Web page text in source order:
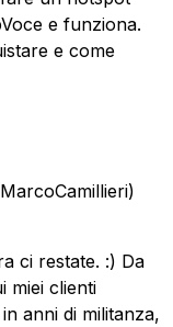
e funziona.
e come
ci restate. :) Da
miei clienti
anni di militanza,